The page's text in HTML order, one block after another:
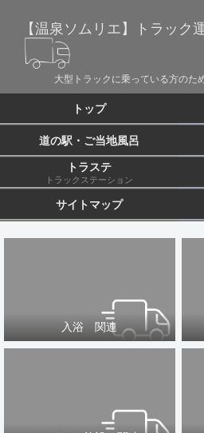
【温泉ソムリエ】トラック
大型トラックに乗っている方のた
トップ
道の駅・ご当地風呂
トラステ
トラックステーション
サイトマップ
入浴 関連